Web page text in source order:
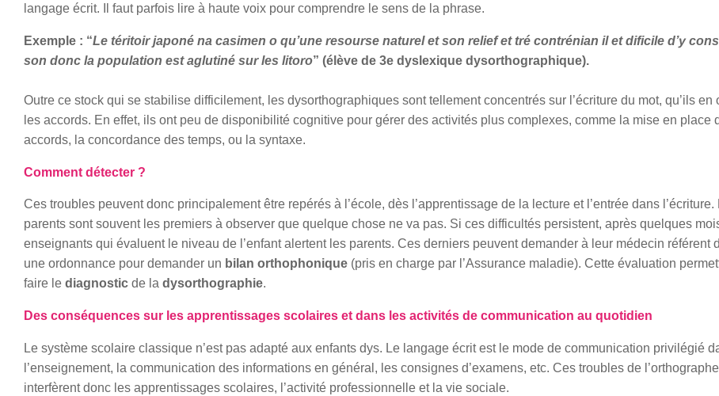
langage écrit. Il faut parfois lire à haute voix pour comprendre le sens de la phrase.
Exemple : “Le téritoir japoné na casimen o qu’une resourse naturel et son relief et tré contrénian il et dificile d’y
son donc la population est aglutiné sur les litoro” (élève de 3e dyslexique dysorthographique).
Outre ce stock qui se stabilise difficilement, les dysorthographiques sont tellement concentrés sur l’écriture du mot, qu’ils en
les accords. En effet, ils ont peu de disponibilité cognitive pour gérer des activités plus complexes, comme la mise en place
accords, la concordance des temps, ou la syntaxe.
Comment détecter ?
Ces troubles peuvent donc principalement être repérés à l’école, dès l’apprentissage de la lecture et l’entrée dans l’écriture.
parents sont souvent les premiers à observer que quelque chose ne va pas. Si ces difficultés persistent, après quelques
enseignants qui évaluent le niveau de l’enfant alertent les parents. Ces derniers peuvent demander à leur médecin référent
une ordonnance pour demander un bilan orthophonique (pris en charge par l’Assurance maladie). Cette évaluation
faire le diagnostic de la dysorthographie.
Des conséquences sur les apprentissages scolaires et dans les activités de communication au quotidien
Le système scolaire classique n’est pas adapté aux enfants dys. Le langage écrit est le mode de communication privilégié
l’enseignement, la communication des informations en général, les consignes d’examens, etc. Ces troubles de l’orthographe
interfèrent donc les apprentissages scolaires, l’activité professionnelle et la vie sociale.